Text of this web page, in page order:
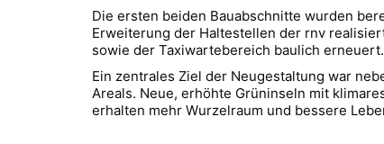
Die ersten beiden Bauabschnitte wurden
Erweiterung der Haltestellen der rnv
sowie der Taxiwartebereich baulich erneuert.
Ein zentrales Ziel der Neugestaltung war
Areals. Neue, erhöhte Grüninseln mit
erhalten mehr Wurzelraum und bessere